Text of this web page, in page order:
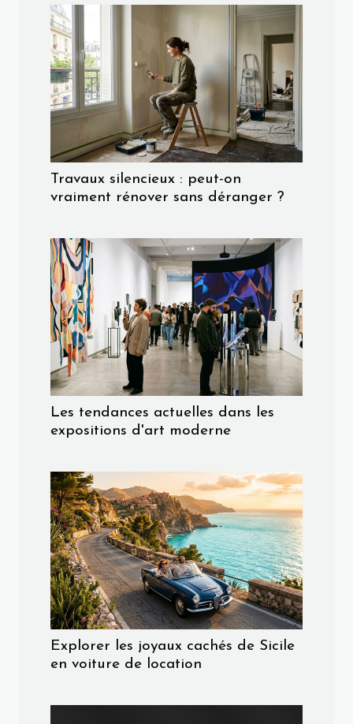
Travaux silencieux : peut-on
vraiment rénover sans déranger ?
Les tendances actuelles dans les
expositions d'art moderne
Explorer les joyaux cachés de Sicile
en voiture de location